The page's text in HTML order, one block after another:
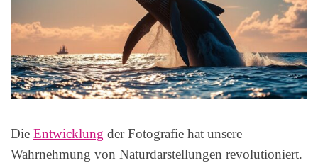
Die Entwicklung der Fotografie hat unsere
Wahrnehmung von Naturdarstellungen revolutioniert.